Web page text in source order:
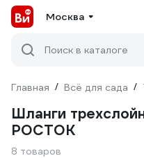
Москва
Поиск в каталоге
Главная / Всё для сада /
Шланги
РОСТОК
8 товаров